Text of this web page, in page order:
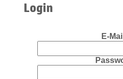
Login
E-Mail